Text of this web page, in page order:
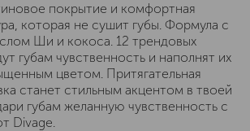
покрытие и комфортная
которая не сушит губы. Формула с
Ши и кокоса. 12 трендовых
губам чувственность и наполнят их
цветом. Притягательная
станет стильным акцентом в твоей
губам желанную чувственность с
Divage.